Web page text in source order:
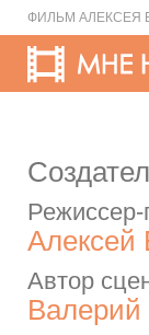
ФИЛЬМ АЛЕКСЕЯ
Алексей
Автор